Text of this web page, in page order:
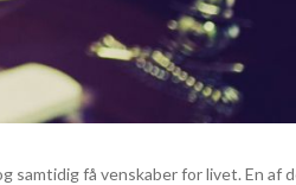
samtidig få venskaber for livet. En af